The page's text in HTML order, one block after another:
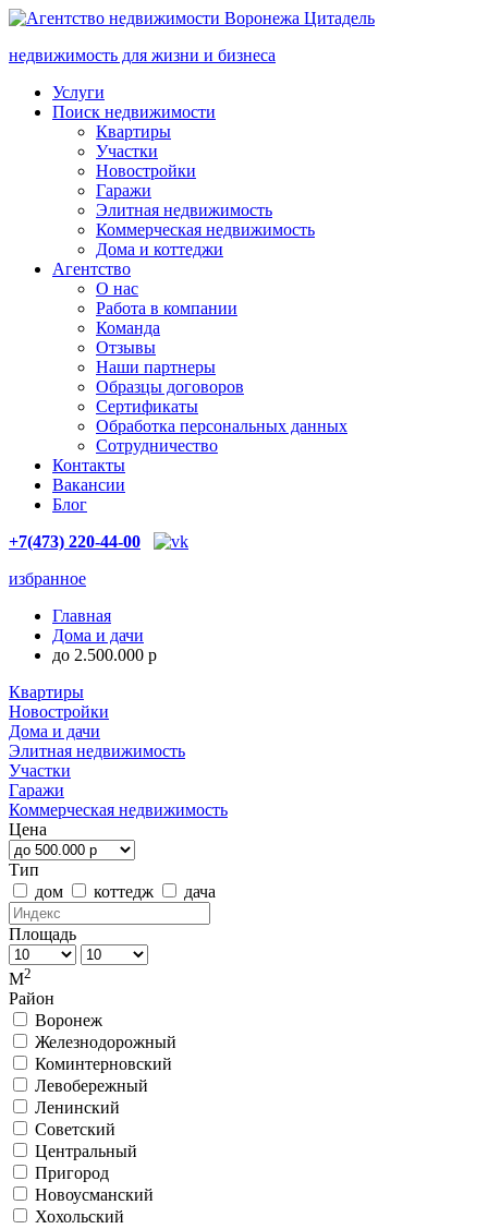
недвижимость для жизни и бизнеса
Услуги
Поиск недвижимости
Квартиры
Участки
Новостройки
Гаражи
Элитная недвижимость
Коммерческая недвижимость
Дома и коттеджи
Агентство
О нас
Работа в компании
Команда
Отзывы
Наши партнеры
Образцы договоров
Сертификаты
Обработка персональных данных
Сотрудничество
Контакты
Вакансии
Блог
+7(473) 220-44-00
избранное
Главная
Дома и дачи
до 2.500.000 р
Квартиры
Новостройки
Дома и дачи
Элитная недвижимость
Участки
Гаражи
Коммерческая недвижимость
Цена
Тип
дом
коттедж дача
Площадь
М2
Район
Воронеж
Железнодорожный
Коминтерновский
Левобережный
Ленинский
Советский
Центральный
Пригород
Новоусманский
Хохольский